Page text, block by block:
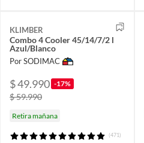
KLIMBER
Combo 4 Cooler 45/14/7/2 l
Azul/Blanco
Por SODIMAC
$ 49.990 -17%
$ 59.990
Retira mañana
(471)